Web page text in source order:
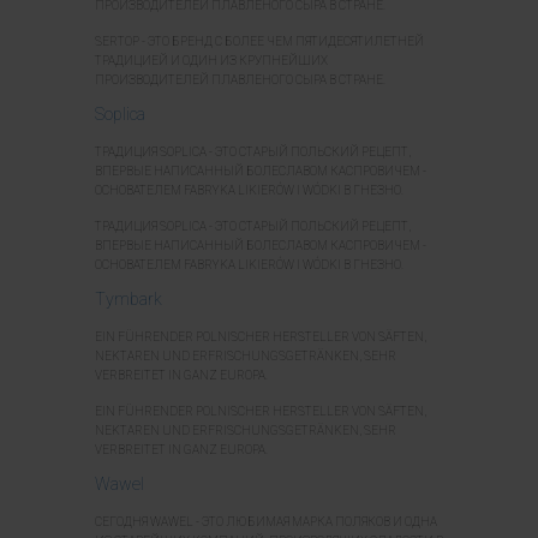
ПРОИЗВОДИТЕЛЕЙ ПЛАВЛЕНОГО СЫРА В СТРАНЕ.
ТРАДИЦИЕЙ И ОДИН ИЗ КРУПНЕЙШИХ
ПРОИЗВОДИТЕЛЕЙ ПЛАВЛЕНОГО СЫРА В СТРАНЕ.
Soplica
ВПЕРВЫЕ НАПИСАННЫЙ БОЛЕСЛАВОМ КАСПРОВИЧЕМ -
ОСНОВАТЕЛЕМ FABRYKA LIKIERÓW I WÓDKI В ГНЕЗНО.
ВПЕРВЫЕ НАПИСАННЫЙ БОЛЕСЛАВОМ КАСПРОВИЧЕМ -
ОСНОВАТЕЛЕМ FABRYKA LIKIERÓW I WÓDKI В ГНЕЗНО.
Tymbark
VERBREITET IN GANZ EUROPA.
VERBREITET IN GANZ EUROPA.
Wawel
СЕГОДНЯ WAWEL - ЭТО ЛЮБИМАЯ МАРКА ПОЛЯКОВ И ОДНА